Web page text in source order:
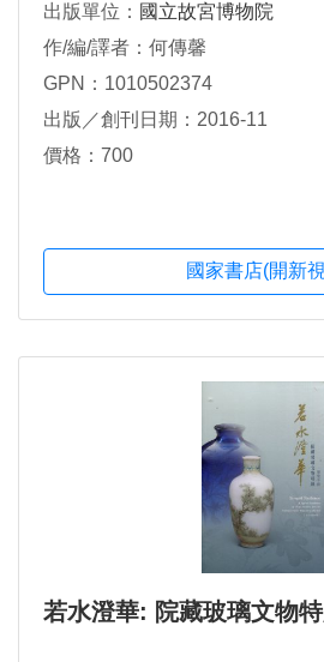
出版單位： 國立故宮博物院
作/編/譯者：何傳馨
GPN：1010502374
出版／創刊日期：2016-11
價格：700
國家書店(開新
若水澄華: 院藏玻璃文物